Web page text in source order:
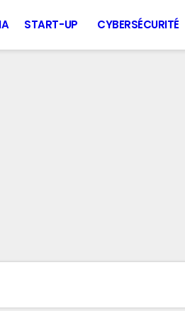
START-UP CYBERSÉCURITÉ